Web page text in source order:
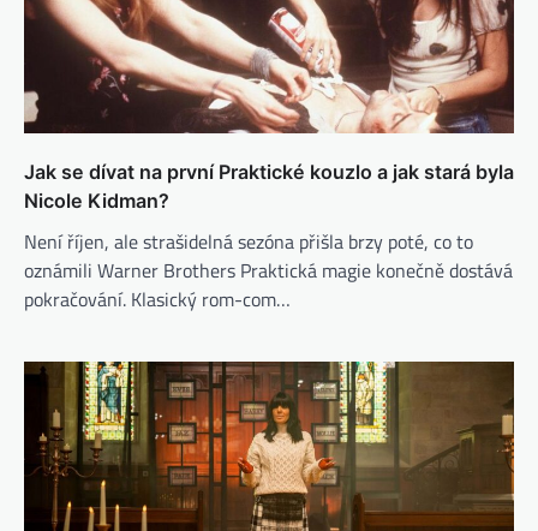
Jak se dívat na první Praktické kouzlo a jak stará byla
Nicole Kidman?
Není říjen, ale strašidelná sezóna přišla brzy poté, co to
oznámili Warner Brothers Praktická magie konečně dostává
pokračování. Klasický rom-com…